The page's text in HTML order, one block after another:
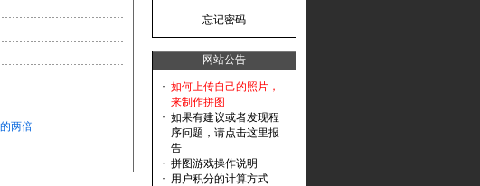
两倍
忘记密码
网站公告
· 如何上传自己的照片，
来制作拼图
· 如果有建议或者发现程
序问题，请点击这里报
告
· 拼图游戏操作说明
· 用户积分的计算方式